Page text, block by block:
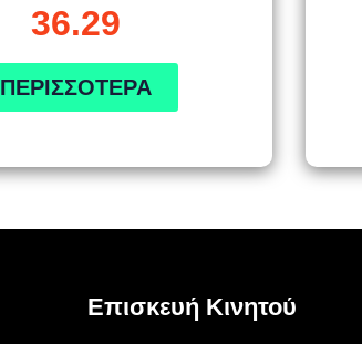
36.29
ΠΕΡΙΣΣΌΤΕΡΑ
Επισκευή Κινητού